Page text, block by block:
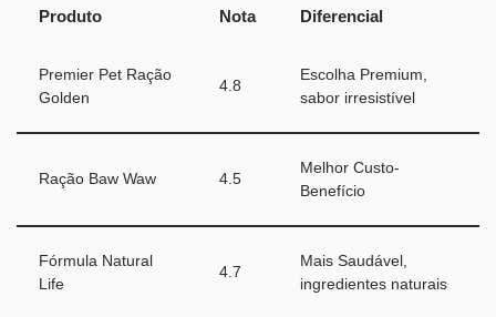
Produto Nota Diferencial
Premier Pet Ração
Golden
4.8
Escolha Premium,
sabor irresistível
Ração Baw Waw 4.5
Melhor Custo-
Benefício
Fórmula Natural
Life
4.7
Mais Saudável,
ingredientes naturais